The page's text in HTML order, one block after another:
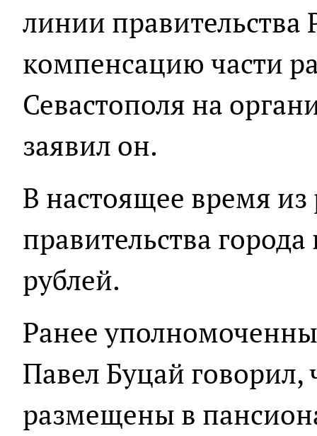
линии
компенсацию части
Севастополя на
заявил он.
В настоящее время
правительства
рублей.
Ранее
Павел Буцай говорил,
размещены в